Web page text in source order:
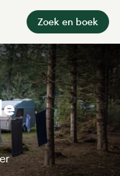
Zoek en boek